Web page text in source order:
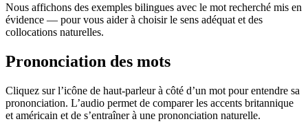
Nous affichons des exemples bilingues avec le mot recherché mis en
évidence — pour vous aider à choisir le sens adéquat et des
collocations naturelles.
Prononciation des mots
Cliquez sur l’icône de haut-parleur à côté d’un mot pour entendre sa
prononciation. L’audio permet de comparer les accents britannique
et américain et de s’entraîner à une prononciation naturelle.